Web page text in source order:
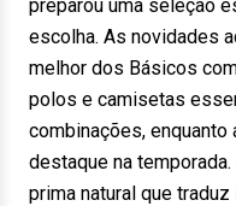
preparou uma seleção
escolha. As novidades
melhor dos Básicos
polos e camisetas
combinações, enquanto
destaque na
prima natural que